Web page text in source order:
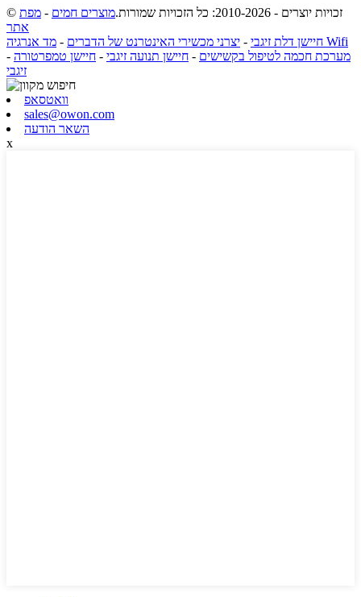
© זכויות יוצרים - 2010-2026: כל הזכויות שמורות. מוצרים חמים - מפת
אתר
חיישן דלת זיגבי - יצרני מכשירי האינטרנט של הדברים -
מד אנרגיה Wifi
-
מערכת חכמה לטיפול בקשישים - חיישן תנועה זיגבי - חיישן טמפרטורה
זיגבי
וואטסאפ
sales@owon.com
השאר הודעה
x